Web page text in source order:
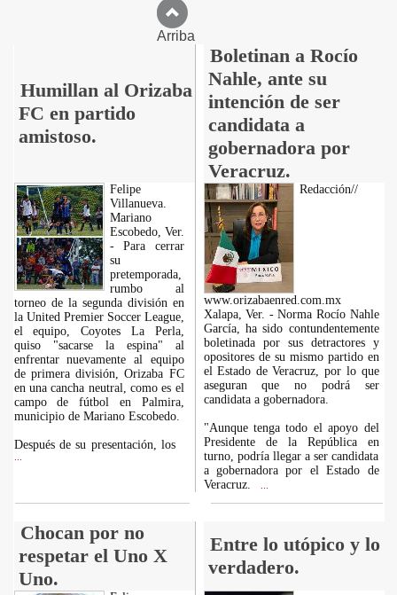
Arriba
Humillan al Orizaba
FC en partido
amistoso.
Boletinan a Rocío
Nahle, ante su
intención de ser
candidata a
gobernadora por
Veracruz.
Felipe
Villanueva.
Mariano
Escobedo, Ver.
- Para cerrar
su
pretemporada,
rumbo al
torneo de la segunda división en
la United Premier Soccer League,
el equipo, Coyotes La Perla,
quiso "sacarse la espina" al
enfrentar nuevamente al equipo
de primera división, Orizaba FC
en una cancha neutral, como es el
campo de fútbol en Palmira,
municipio de Mariano Escobedo.
Después de su presentación, los
Redacción//
www.orizabaenred.com.mx
Xalapa, Ver. - Norma Rocío Nahle
García, ha sido contundentemente
boletinada por sus detractores y
opositores de su mismo partido en
el Estado de Veracruz, por lo que
aseguran que no podrá ser
candidata a gobernadora.
"Aunque tenga todo el apoyo del
Presidente de la República en
turno, podría llegar a ser candidata
a gobernadora por el Estado de
Veracruz.
Chocan por no
respetar el Uno X
Uno.
Entre lo utópico y lo
verdadero.